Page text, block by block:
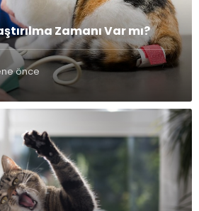
Zamanı Var mı?
önce